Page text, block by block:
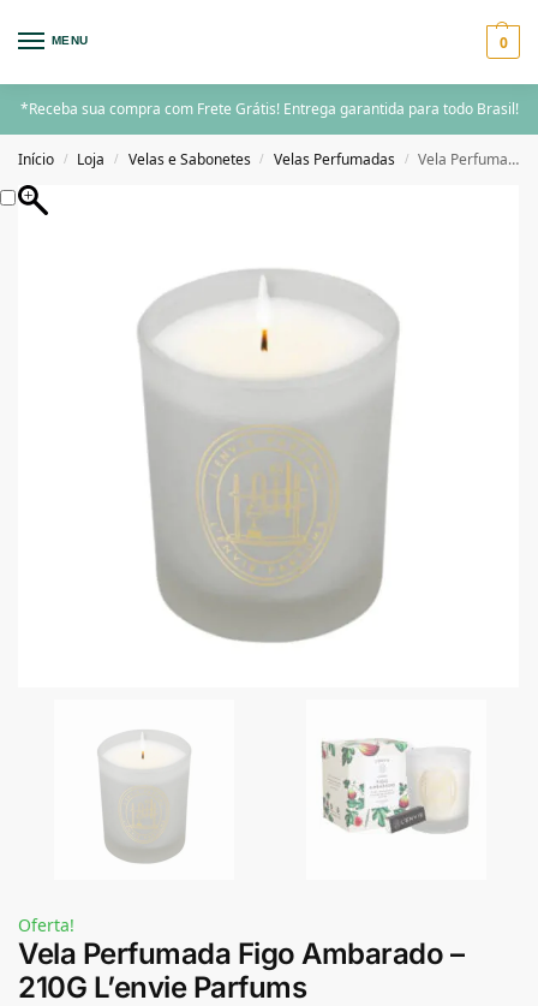
MENU 0
*Receba sua compra com Frete Grátis! Entrega garantida para todo Brasil!
Início / Loja / Velas e Sabonetes / Velas Perfumadas / Vela Perfumada Figo Ambarado – 210G L’envie Parfums
Oferta!
Vela Perfumada Figo Ambarado –
210G L’envie Parfums